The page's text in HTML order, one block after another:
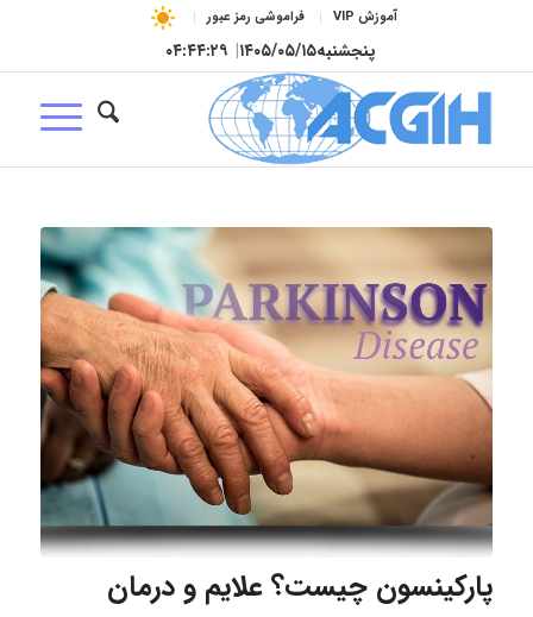
آموزش VIP فراموشی رمز عبور
پنجشنبه۱۴۰۵/۰۵/۱۵| ۰۴:۴۴:۳۰
پارکینسون چیست؟ علایم و درمان